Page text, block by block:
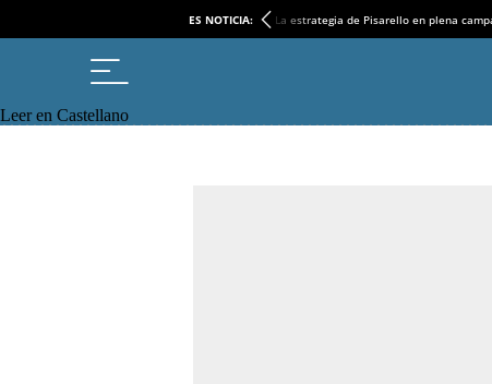
ES NOTICIA: La estrategia de Pisarello en plena
Leer en Castellano